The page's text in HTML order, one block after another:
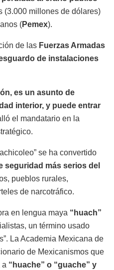
(3.000 millones de dólares)
(Pemex).
de las Fuerzas Armadas
de instalaciones
es un asunto de
interior, y puede entrar
el mandatario en la
se ha convertido
seguridad más serios del
pueblos rurales,
de narcotráfico.
en lengua maya “huach”
un término usado
La Academia Mexicana de
de Mexicanismos que
a “huache” o “guache” y